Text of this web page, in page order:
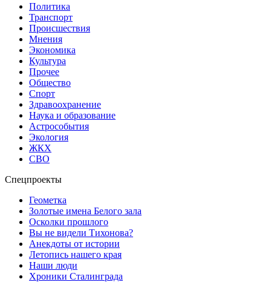
Политика
Транспорт
Происшествия
Мнения
Экономика
Культура
Прочее
Общество
Спорт
Здравоохранение
Наука и образование
Астрособытия
Экология
ЖКХ
СВО
Спецпроекты
Геометка
Золотые имена Белого зала
Осколки прошлого
Вы не видели Тихонова?
Анекдоты от истории
Летопись нашего края
Наши люди
Хроники Сталинграда